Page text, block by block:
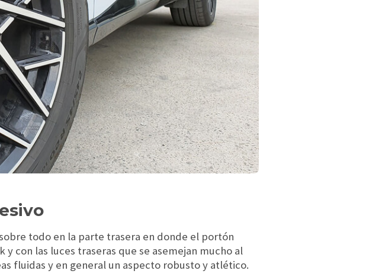
todo en la parte trasera en donde el portón
con las luces traseras que se asemejan mucho al
fluidas y en general un aspecto robusto y atlético.